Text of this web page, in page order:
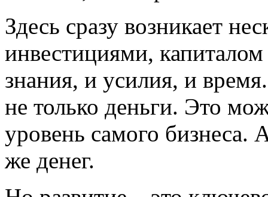
Здесь сразу возникает
инвестициями,
знания, и усилия, и
не только деньги. Это
уровень самого бизнеса.
же денег.